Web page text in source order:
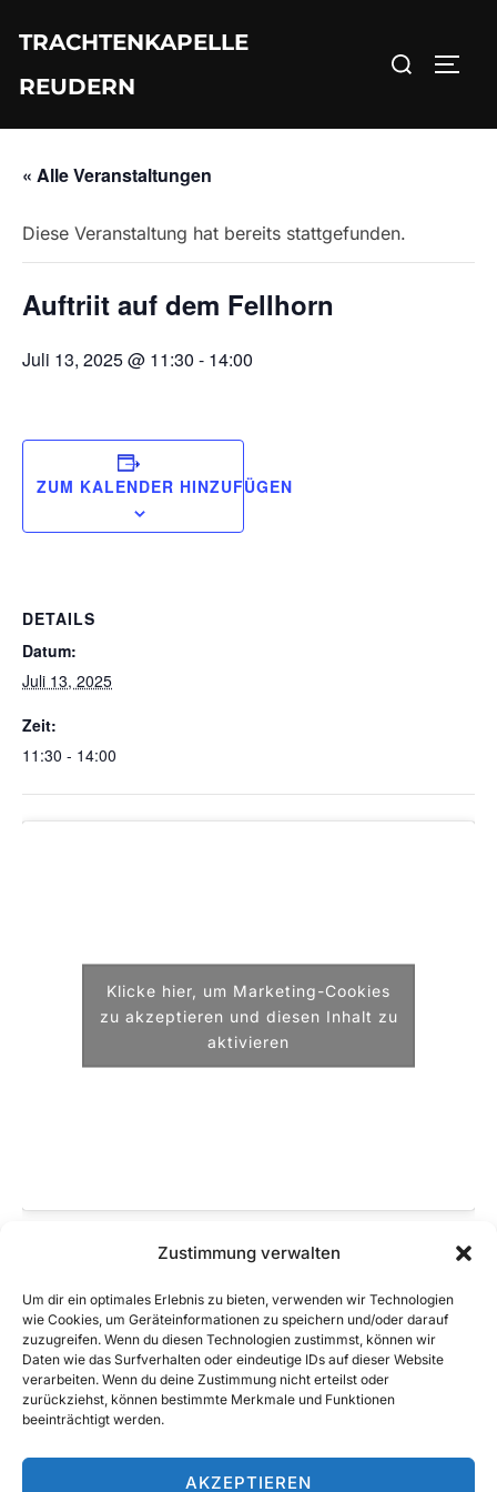
Zustimmung verwalten
Um dir ein optimales Erlebnis zu bieten, verwenden wir Technologien
wie Cookies, um Geräteinformationen zu speichern und/oder darauf
zuzugreifen. Wenn du diesen Technologien zustimmst, können wir
Daten wie das Surfverhalten oder eindeutige IDs auf dieser Website
verarbeiten. Wenn du deine Zustimmung nicht erteilst oder
zurückziehst, können bestimmte Merkmale und Funktionen
beeinträchtigt werden.
AKZEPTIEREN
Inhalt
springen
TRACHTENKAPELLE
REUDERN
Suchen
« Alle Veranstaltungen
Diese Veranstaltung hat bereits stattgefunden.
Auftriit auf dem Fellhorn
Juli 13, 2025 @ 11:30 - 14:00
ZUM KALENDER HINZUFÜGEN
DETAILS
Datum:
Juli 13, 2025
Zeit:
11:30 - 14:00
VERANSTALTUNGSORT
Fellhorn Obersdorf
Bayern Germany Google Karte anzeigen
Klicke hier, um Marketing-Cookies
zu akzeptieren und diesen Inhalt zu
aktivieren
Vereinsausflug nach Obersdorf Platzkonzert – MV Reudern